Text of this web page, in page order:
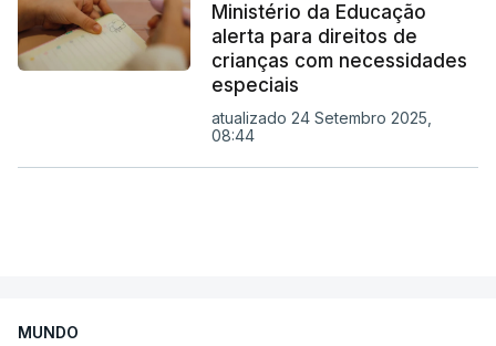
Ministério da Educação
alerta para direitos de
crianças com necessidades
especiais
atualizado 24 Setembro 2025,
08:44
MUNDO